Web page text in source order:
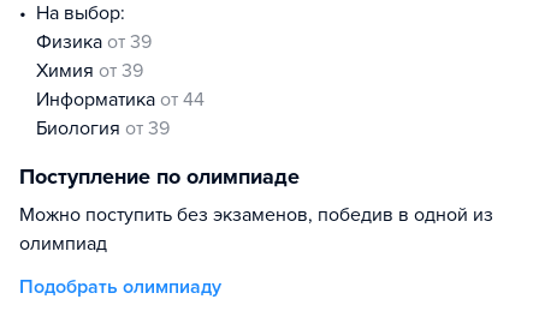
На выбор:
физика от 39
химия от 39
информатика от 44
биология от 39
Поступление по олимпиаде
Можно поступить без экзаменов, победив в одной из
олимпиад
Подобрать олимпиаду